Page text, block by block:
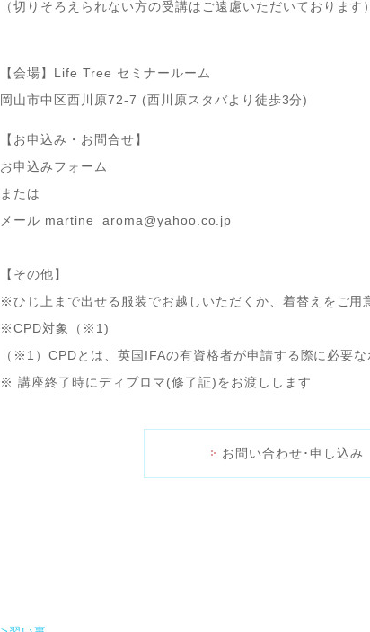
（切りそろえられない方の受講はご遠慮いただいております
【会場】Life Tree セミナールーム
岡山市中区西川原72-7 (西川原スタバより徒歩3分)
【お申込み・お問合せ】
お申込みフォーム
または
メール martine_aroma@yahoo.co.jp
【その他】
※ひじ上まで出せる服装でお越しいただくか、着替えをご用
※CPD対象（※1)
（※1）CPDとは、英国IFAの有資格者が申請する際に必要
※ 講座終了時にディプロマ(修了証)をお渡しします
お問い合わせ･申し込み